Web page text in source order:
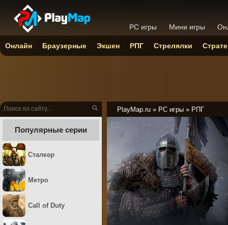
PlayMap.ru » PC игры » РПГ
Популярные серии
Сталкер
Метро
Call of Duty
PC игры Мини игры
Онлайн Браузерные Экшен РПГ Стрелялки